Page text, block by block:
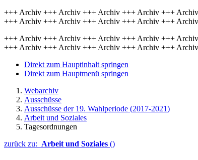
+++ Archiv +++ Archiv +++ Archiv +++ Archiv +++
+++ Archiv +++ Archiv +++ Archiv +++ Archiv +++
+++ Archiv +++ Archiv +++ Archiv +++ Archiv +++
+++ Archiv +++ Archiv +++ Archiv +++ Archiv +++
Direkt zum Hauptinhalt springen
Direkt zum Hauptmenü springen
Webarchiv
Ausschüsse
Ausschüsse der 19. Wahlperiode (2017-2021)
Arbeit und Soziales
Tagesordnungen
zurück zu: Arbeit und Soziales ()